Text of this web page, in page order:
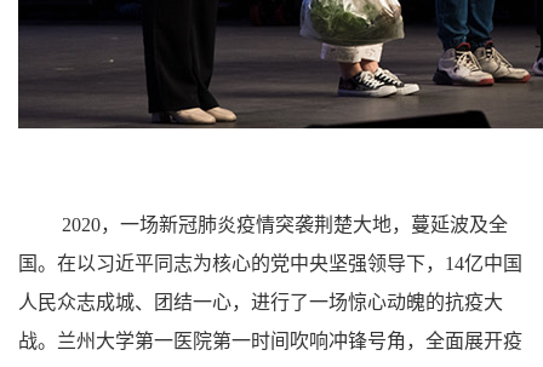
2020，一场新冠肺炎疫情突袭荆楚大地，蔓延波及全
国。在以习近平同志为核心的党中央坚强领导下，14亿中国
人民众志成城、团结一心，进行了一场惊心动魄的抗疫大
战。兰州大学第一医院第一时间吹响冲锋号角，全面展开疫